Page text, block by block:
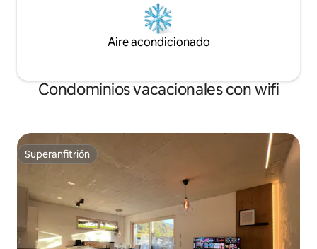
Aire acondicionado
Condominios vacacionales con wifi
Superanfitrión
Superanfitrión